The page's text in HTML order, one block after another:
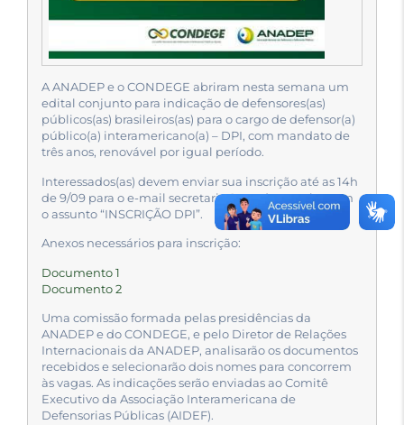
A ANADEP e o CONDEGE abriram nesta semana um
edital conjunto para indicação de defensores(as)
públicos(as) brasileiros(as) para o cargo de defensor(a)
público(a) interamericano(a) – DPI, com mandato de
três anos, renovável por igual período.
Interessados(as) devem enviar sua inscrição até as 14h
de 9/09 para o e-mail secretaria@anadep.org.br, com
o assunto “INSCRIÇÃO DPI”.
Anexos necessários para inscrição:
Documento 1
Documento 2
Uma comissão formada pelas presidências da
ANADEP e do CONDEGE, e pelo Diretor de Relações
Internacionais da ANADEP, analisarão os documentos
recebidos e selecionarão dois nomes para concorrem
às vagas. As indicações serão enviadas ao Comitê
Executivo da Associação Interamericana de
Defensorias Públicas (AIDEF).